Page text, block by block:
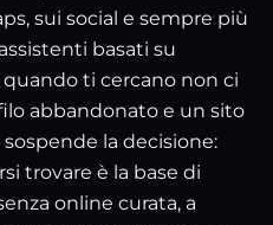
sui social e sempre più
basati su
ti cercano non ci
abbandonato e un sito
la decisione:
trovare è la base di
online curata, a